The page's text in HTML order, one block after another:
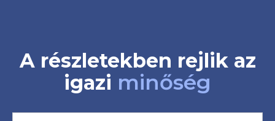
A részletekben rejlik az
igazi minőség